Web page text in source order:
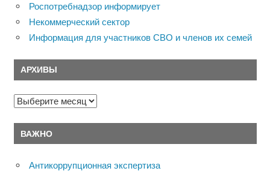
Роспотребнадзор информирует
Некоммерческий сектор
Информация для участников СВО и членов их семей
АРХИВЫ
Архивы
ВАЖНО
Антикоррупционная экспертиза